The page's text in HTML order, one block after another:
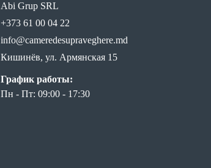
Abi Grup SRL
+373 61 00 04 22
info@cameredesupraveghere.md
Кишинёв, ул. Армянская 15
График работы:
Пн - Пт: 09:00 - 17:30